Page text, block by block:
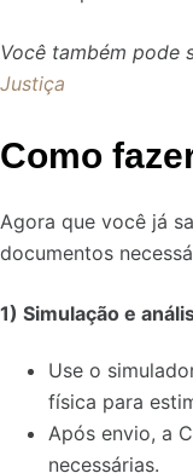
Você também pode
Justiça
Como
Agora que você já
documentos
1) Simulação e
Use o
física para
Após envio, a
necessárias.